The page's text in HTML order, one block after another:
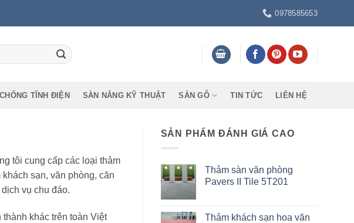
0978585653
TĨNH ĐIỆN SÀN NÂNG KỸ THUẬT SÀN GỖ TIN TỨC LIÊN HỆ
tôi cung cấp các loại thảm
sạn, văn phòng, căn
vụ chu đáo.
khác trên toàn Việt
SẢN PHẨM ĐÁNH GIÁ CAO
Thảm sàn văn phòng
Pavers II Tile 5T201
Thảm khách sạn hoa văn